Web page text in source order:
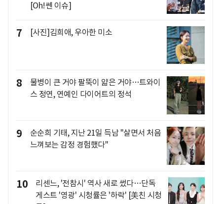
[Oh!쎈 이슈]
7 [사진]김희애, 우아한 미소
8
물병이 큰 거야 팔뚝이 얇은 거야…트와이
스 정연, 연예인 다이어트의 정석
9
순순희 기태, 지난 21일 득남 "살면서 처음
느껴보는 감정 경험했다"
10
리센느, '전참시' 역사 새로 썼다…단독
게스트 '영광' 시청률은 '하락' [美친 시청